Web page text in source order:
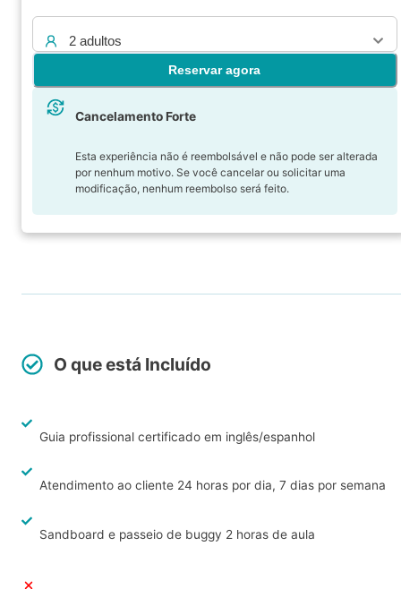
2 adultos
Reservar agora
Cancelamento Forte
Esta experiência não é reembolsável e não pode ser alterada
por nenhum motivo. Se você cancelar ou solicitar uma
modificação, nenhum reembolso será feito.
O que está Incluído
Guia profissional certificado em inglês/espanhol
Atendimento ao cliente 24 horas por dia, 7 dias por semana
Sandboard e passeio de buggy 2 horas de aula